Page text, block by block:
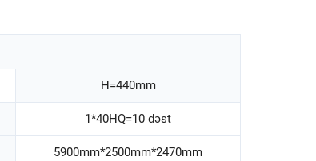
H=440mm
1*40HQ=10 dəst
5900mm*2500mm*2470mm